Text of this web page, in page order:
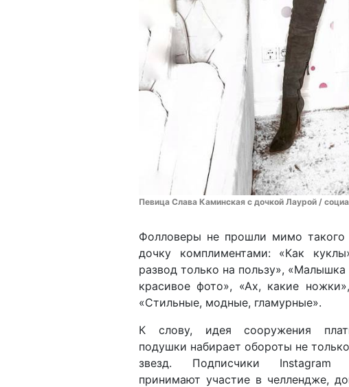
Певица Слава Каминская с дочкой Лаурой /
Фолловеры не прошли мимо
дочку комплиментами: «Как
развод только на пользу»,
красивое фото», «Ах, какие
«Стильные, модные, гламурные».
К слову, идея сооружения
подушки набирает обороты не
звезд. Подписчики Instagram
принимают участие в челлендже,